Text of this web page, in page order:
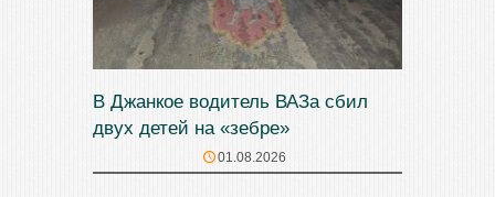
В Джанкое водитель ВАЗа сбил
двух детей на «зебре»
01.08.2026